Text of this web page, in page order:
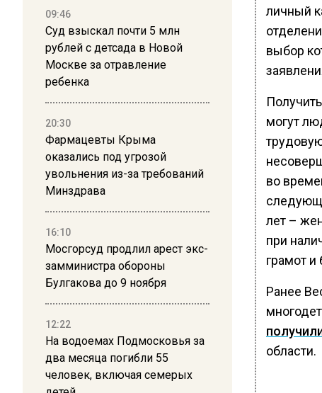
09:46
Суд взыскал почти 5 млн
рублей с детсада в Новой
Москве за отравление
ребенка
20:30
Фармацевты Крыма
оказались под угрозой
увольнения из-за требований
Минздрава
16:10
Мосгорсуд продлил арест экс-
замминистра обороны
Булгакова до 9 ноября
12:22
На водоемах Подмосковья за
два месяца погибли 55
человек, включая семерых
личный
выбор
могут
во
лет –
при
грамот и
Ранее
области.